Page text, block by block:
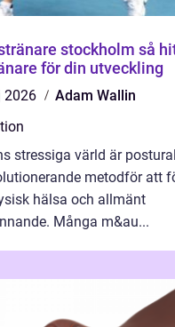
stockholm så hittar du
för din utveckling
2026
Adam Wallin
stressiga värld är
metodför att
hälsa och allmänt
Många m&au...